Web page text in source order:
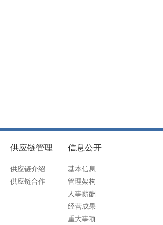
供应链管理
供应链介绍
供应链合作
信息公开
基本信息
管理架构
人事薪酬
经营成果
重大事项